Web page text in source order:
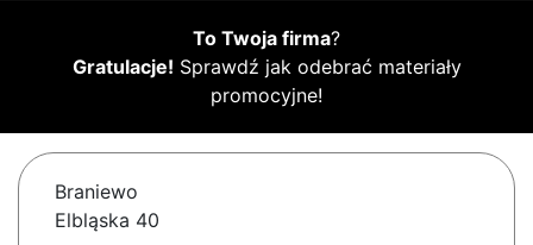
To Twoja firma?
Gratulacje! Sprawdź jak odebrać materiały
promocyjne!
Braniewo
Elbląska 40